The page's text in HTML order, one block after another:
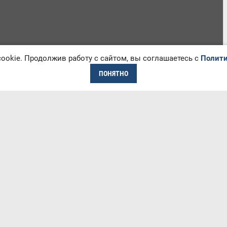
Продолжив работу с сайтом, вы соглашаетесь с
ПОНЯТНО